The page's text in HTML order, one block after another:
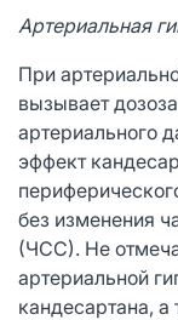
Артериальная
При
вызывает
артериального
эффект
без изменения
(ЧСС). Не
артериальной
кандесартана,